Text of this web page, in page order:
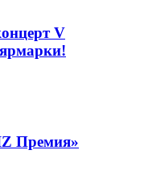
V
Премия»